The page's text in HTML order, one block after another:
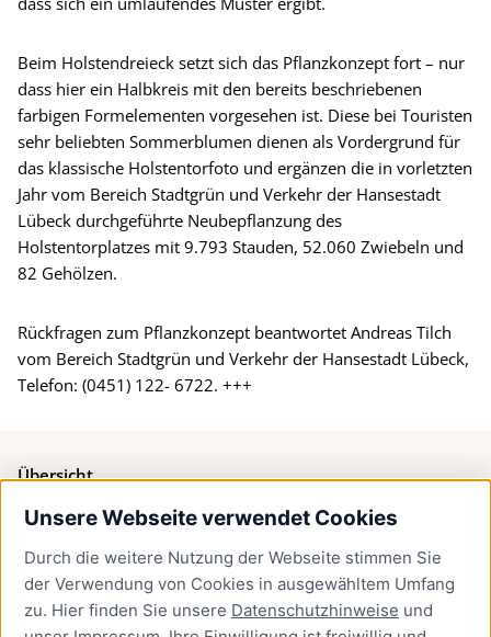
Unsere Webseite verwendet Cookies
Durch die weitere Nutzung der Webseite stimmen Sie
der Verwendung von Cookies in ausgewähltem Umfang
zu. Hier finden Sie unsere Datenschutzhinweise und
Beim Holstendreieck setzt sich das Pflanzkonzept fort – nur
dass hier ein Halbkreis mit den bereits beschriebenen
farbigen Formelementen vorgesehen ist. Diese bei Touristen
sehr beliebten Sommerblumen dienen als Vordergrund für
das klassische Holstentorfoto und ergänzen die in vorletzten
Jahr vom Bereich Stadtgrün und Verkehr der Hansestadt
Lübeck durchgeführte Neubepflanzung des
Holstentorplatzes mit 9.793 Stauden, 52.060 Zwiebeln und
82 Gehölzen.
Rückfragen zum Pflanzkonzept beantwortet Andreas Tilch
vom Bereich Stadtgrün und Verkehr der Hansestadt Lübeck,
Telefon: (0451) 122- 6722. +++
Übersicht
Bürgerservice
Presse
Newsletter Lübeck:kompakt